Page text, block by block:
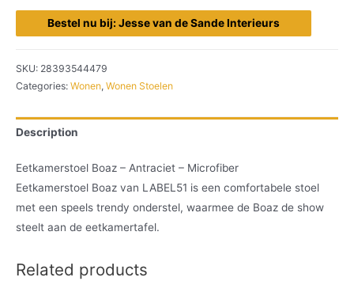
Bestel nu bij: Jesse van de Sande Interieurs
SKU: 28393544479
Categories: Wonen, Wonen Stoelen
Description
Eetkamerstoel Boaz – Antraciet – Microfiber
Eetkamerstoel Boaz van LABEL51 is een comfortabele stoel
met een speels trendy onderstel, waarmee de Boaz de show
steelt aan de eetkamertafel.
Related products